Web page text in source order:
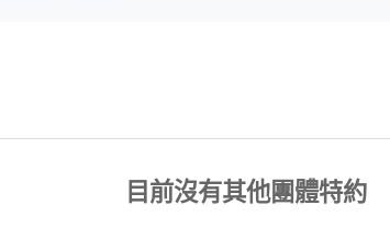
目前沒有其他團體特約